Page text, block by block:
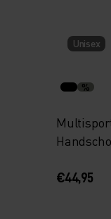
Unisex
%
€44,95